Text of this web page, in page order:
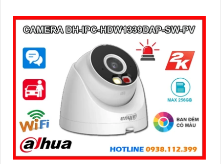
cưng với độ chính xác cao